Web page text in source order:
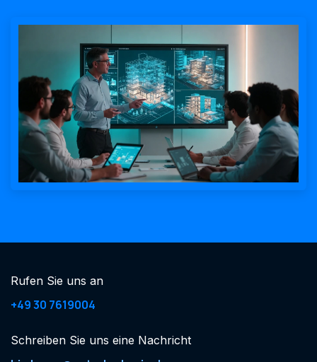
Rufen Sie uns an
+49 30 7619004
Schreiben Sie uns eine Nachricht